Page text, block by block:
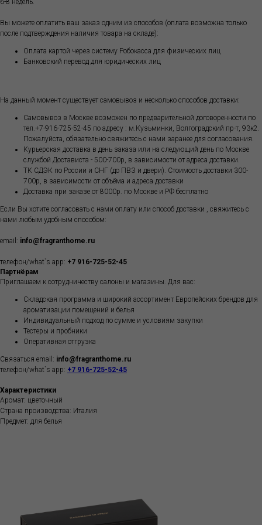
6-8 недель.
Вы можете оплатить ваш заказ одним из способов (оплата возможна только
после подтверждения наличия товара на складе):
Оплата картой через систему Робокасса для физических лиц
Банковский перевод для юридических лиц
На данный момент существует самовывоз и несколько способов доставки:
Самовывоз в Москве возможен по предварительной договоренности по
тел.+7-916-725-52-45 по адресу : м.Кузьминки, Волгоградский пр-т, 93к2.
Пожалуйста, обязательно свяжитесь с нами заранее для согласования.
Курьерская доставка в день заказа или на следующий день по Москве
службой Достависта - 500-700р, в зависимости от адреса доставки.
ТК СДЭК по России и СНГ (до ПВЗ и двери). Стоимость доставки 300-
700р, в зависимости от объёма и адреса доставки
Доставка при заказе от 8000р. по Москве и РФ бесплатно
Если Вы хотите согласовать с нами оплату или способ доставки , свяжитесь с
нами любым удобным способом:
email: info@fragranthome.ru
телефон/what`s app: +7 916-725-52-45
Партнёрам
Приглашаем к сотрудничеству салоны и магазины. Для вас:
Складская программа и широкий ассортимент Европейских брендов для
ароматизации помещений и белья
Индивидуальный подход по сумме и условиям закупки
Тестеры и пробники
Оперативная отгрузка
Связаться email: info@fragranthome.ru
телефон/what`s app: +7 916-725-52-45
Характеристики
Аромат: цветочный
Страна производства: Италия
Предмет: для белья